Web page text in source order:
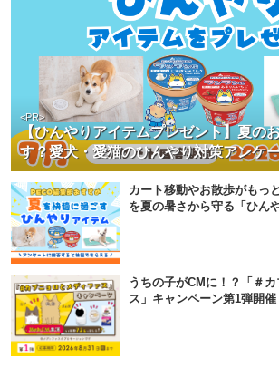
【ひんやりアイテムプレゼント】夏の
す？愛犬・愛猫のひんやり対策アンケ
<PR>
カート移動やお散歩がもっ
を夏の暑さから守る「ひん
うちの子がCMに！？「＃
ス」キャンペーン第1弾開催